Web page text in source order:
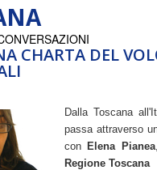
CHARTA DEL
Dalla Toscana
passa attraverso
con Elena Pianea
Regione Toscana